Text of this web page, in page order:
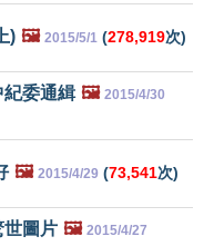
) 🖼️ 2015/5/1 (278,919次)
紀委通緝 🖼️ 2015/4/30
🖼️ 2015/4/29 (73,541次)
世圖片 🖼️ 2015/4/27